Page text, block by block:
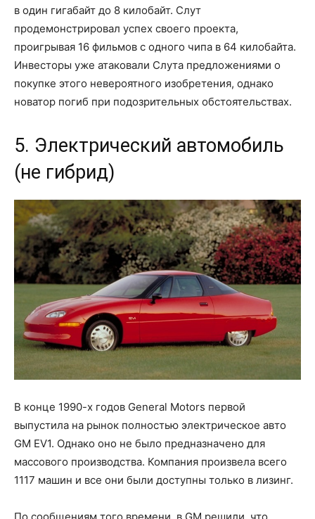
в один гигабайт до 8 килобайт. Слут
продемонстрировал успех своего проекта,
проигрывая 16 фильмов с одного чипа в 64 килобайта.
Инвесторы уже атаковали Слута предложениями о
покупке этого невероятного изобретения, однако
новатор погиб при подозрительных обстоятельствах.
5. Электрический автомобиль
(не гибрид)
В конце 1990-х годов General Motors первой
выпустила на рынок полностью электрическое авто
GM EV1. Однако оно не было предназначено для
массового производства. Компания произвела всего
1117 машин и все они были доступны только в лизинг.
По сообщениям того времени, в GM решили, что